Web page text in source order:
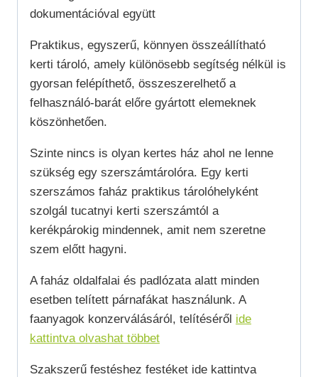
dokumentációval együtt
Praktikus, egyszerű, könnyen összeállítható
kerti tároló, amely különösebb segítség nélkül is
gyorsan felépíthető, összeszerelhető a
felhasználó-barát előre gyártott elemeknek
köszönhetően.
Szinte nincs is olyan kertes ház ahol ne lenne
szükség egy szerszámtárolóra. Egy kerti
szerszámos faház praktikus tárolóhelyként
szolgál tucatnyi kerti szerszámtól a
kerékpárokig mindennek, amit nem szeretne
szem előtt hagyni.
A faház oldalfalai és padlózata alatt minden
esetben telített párnafákat használunk. A
faanyagok konzerválásáról, telítéséről ide
kattintva olvashat többet
Szakszerű festéshez festéket ide kattintva